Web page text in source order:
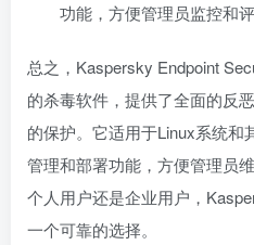
功能，方便管理员监控和
总之，Kaspersky Endpoint
的杀毒软件，提供了全面的反
的保护。它适用于Linux系统和
管理和部署功能，方便管理员
个人用户还是企业用户，
一个可靠的选择。